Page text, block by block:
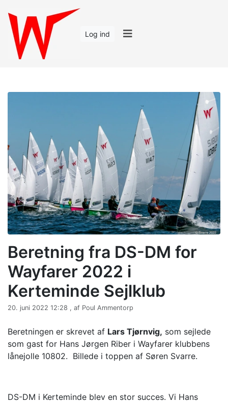
Log ind
Beretning fra DS-DM for
Wayfarer 2022 i
Kerteminde Sejlklub
20. juni 2022 12:28 , af Poul Ammentorp
Beretningen er skrevet af Lars Tjørnvig, som sejlede
som gast for Hans Jørgen Riber i Wayfarer klubbens
lånejolle 10802. Billede i toppen af Søren Svarre.
DS-DM i Kerteminde blev en stor succes. Vi Hans